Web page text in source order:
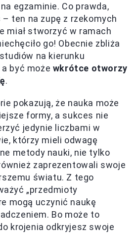
egzaminie. Co prawda,
– ten na zupę z rzekomych
miał stworzyć w ramach
go! Obecnie zbliża
na kierunku
być może wkrótce otworzy
.
pokazują, że nauka może
formy, a sukces nie
jedynie liczbami w
którzy mieli odwagę
metody nauki, nie tylko
zaprezentowali swoje
światu. Z tego
„przedmioty
mogą uczynić naukę
Bo może to
krojenia odkryjesz swoje